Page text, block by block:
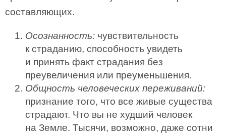
составляющих.
Осознанность: чувствительность
к страданию, способность увидеть
и принять факт страдания без
преувеличения или преуменьшения.
Общность человеческих переживаний:
признание того, что все живые существа
страдают. Что вы не худший человек
на Земле. Тысячи, возможно, даже сотни